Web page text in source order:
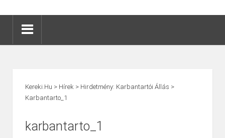
Kereki.hu > Hírek > Hirdetmény: Karbantartói Állás >
Karbantarto_1
karbantarto_1